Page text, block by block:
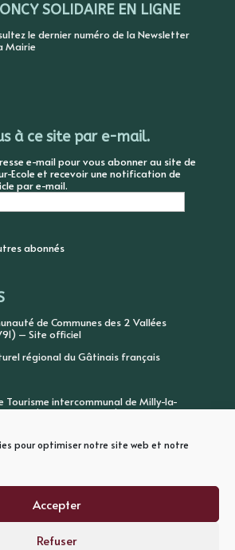
pour optimiser notre site web et notre
Accepter
Refuser
SOLIDAIRE EN LIGNE
le dernier numéro de la Newsletter
Mairie
à ce site par e-mail.
e-mail pour vous abonner au site de
Ecole et recevoir une notification de
par e-mail.
abonnés
de Communes des 2 Vallées
– Site officiel
régional du Gâtinais français
Tourisme intercommunal de Milly-la-
de l’Ecole, Vallée de l’Essonne
MENTIONS LEGALES